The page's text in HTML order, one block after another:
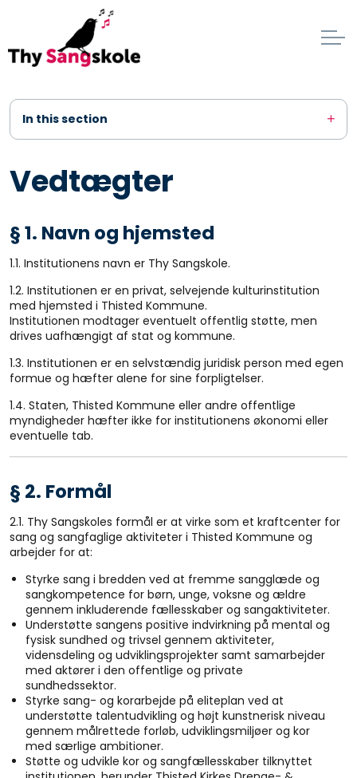
In this section
Vedtægter
§ 1. Navn og hjemsted
1.1. Institutionens navn er Thy Sangskole.
1.2. Institutionen er en privat, selvejende kulturinstitution
med hjemsted i Thisted Kommune.
Institutionen modtager eventuelt offentlig støtte, men
drives uafhængigt af stat og kommune.
1.3. Institutionen er en selvstændig juridisk person med egen
formue og hæfter alene for sine forpligtelser.
1.4. Staten, Thisted Kommune eller andre offentlige
myndigheder hæfter ikke for institutionens økonomi eller
eventuelle tab.
§ 2. Formål
2.1. Thy Sangskoles formål er at virke som et kraftcenter for
sang og sangfaglige aktiviteter i Thisted Kommune og
arbejder for at:
Styrke sang i bredden ved at fremme sangglæde og
sangkompetence for børn, unge, voksne og ældre
gennem inkluderende fællesskaber og sangaktiviteter.
Understøtte sangens positive indvirkning på mental og
fysisk sundhed og trivsel gennem aktiviteter,
vidensdeling og udviklingsprojekter samt samarbejder
med aktører i den offentlige og private
sundhedssektor.
Styrke sang- og korarbejde på eliteplan ved at
understøtte talentudvikling og højt kunstnerisk niveau
gennem målrettede forløb, udviklingsmiljøer og kor
med særlige ambitioner.
Støtte og udvikle kor og sangfællesskaber tilknyttet